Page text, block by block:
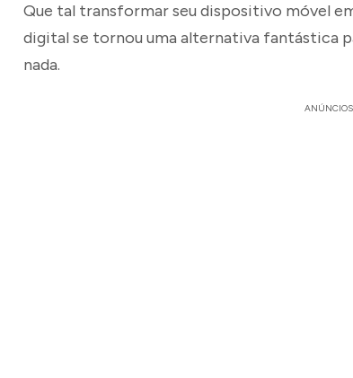
Que tal transformar seu dispositivo móvel
digital se tornou uma alternativa fantástica
nada.
ANÚNCIOS